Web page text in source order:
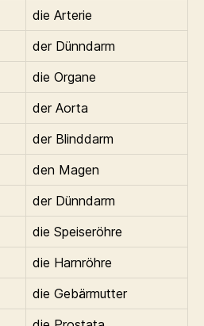
die Arterie
der Dünndarm
die Organe
der Aorta
der Blinddarm
den Magen
der Dünndarm
die Speiseröhre
die Harnröhre
die Gebärmutter